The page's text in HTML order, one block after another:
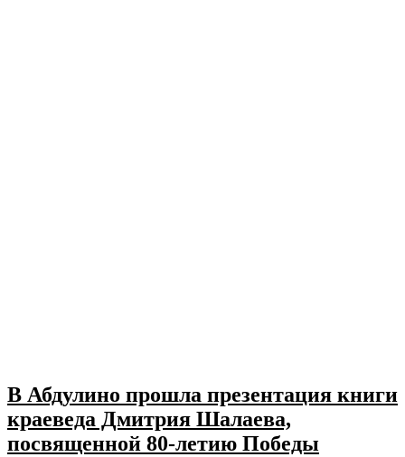
В Абдулино прошла презентация книги
краеведа Дмитрия Шалаева,
посвященной 80-летию Победы